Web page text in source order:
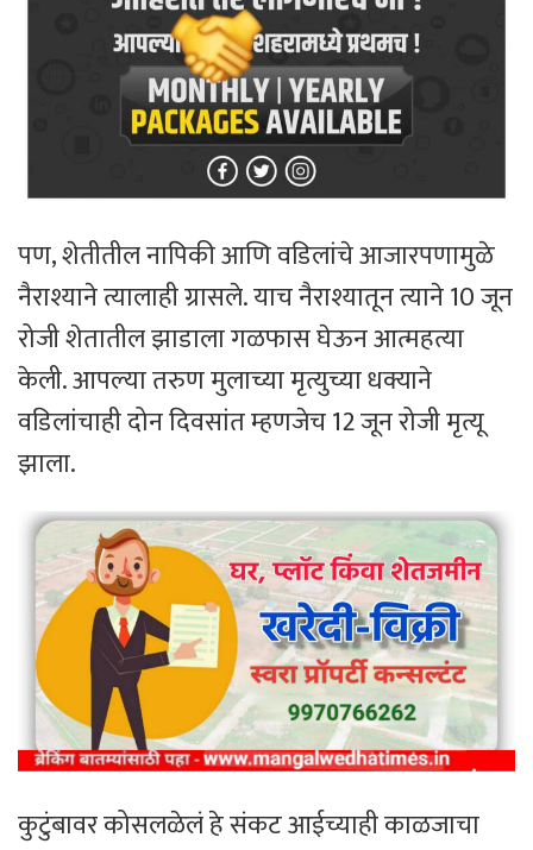
पण, शेतीतील नापिकी आणि वडिलांचे आजारपणामुळे
नैराश्याने त्यालाही ग्रासले. याच नैराश्यातून त्याने 10 जून
रोजी शेतातील झाडाला गळफास घेऊन आत्महत्या
केली. आपल्या तरुण मुलाच्या मृत्युच्या धक्याने
वडिलांचाही दोन दिवसांत म्हणजेच 12 जून रोजी मृत्यू
झाला.
कुटुंबावर कोसलळेलं हे संकट आईच्याही काळजाचा